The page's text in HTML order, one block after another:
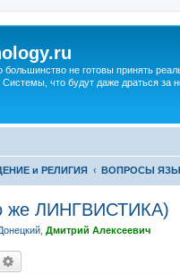
большинство не готовы принять
что будут даже драться за
и РЕЛИГИЯ ВОПРОСЫ
ЛИНГВИСТИКА)
Дмитрий Алексеевич